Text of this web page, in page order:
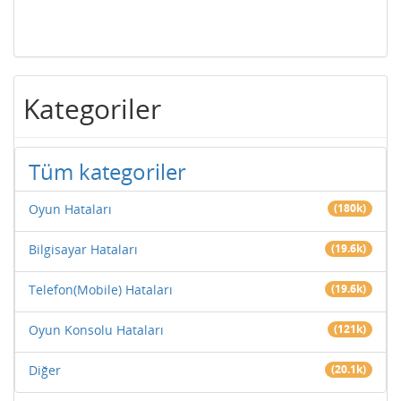
Kategoriler
Tüm kategoriler
Oyun Hataları (180k)
Bilgisayar Hataları (19.6k)
Telefon(Mobile) Hataları (19.6k)
Oyun Konsolu Hataları (121k)
Diğer (20.1k)